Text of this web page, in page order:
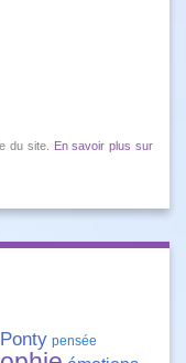
du site.
En savoir plus sur
pensée